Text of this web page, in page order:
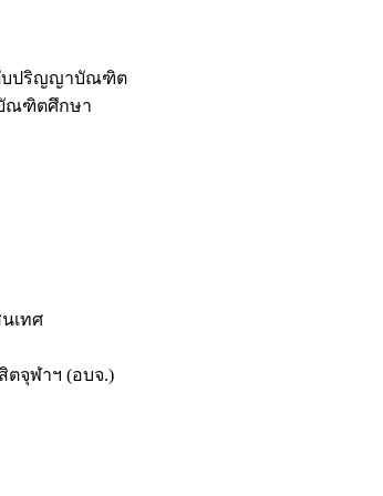
บปริญญาบัณฑิต
ณฑิตศึกษา
เทศ
ตจุฬาฯ (อบจ.)